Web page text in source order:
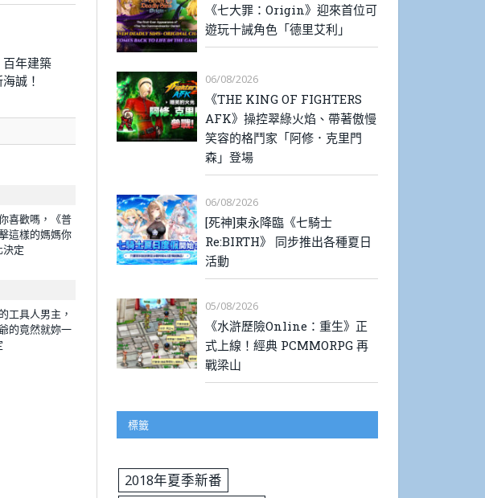
百年建築
誠！
喜歡嗎，《普
這樣的媽媽你
定
工具人男主，
的竟然就妳一
《七大罪：Origin》迎來首位可
遊玩十誡角色「德里艾利」
06/08/2026
《THE KING OF FIGHTERS
AFK》操控翠綠火焰、帶著傲慢
笑容的格鬥家「阿修．克里門
森」登場
06/08/2026
[死神]東永降臨《七騎士
Re:BIRTH》 同步推出各種夏日
活動
05/08/2026
《水滸歷險Online：重生》正
式上線！經典 PCMMORPG 再
戰梁山
標籤
2018年夏季新番